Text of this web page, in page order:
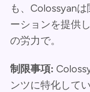
も、Colossyan
ーションを提供
の労力で。
制限事項:
ンツに特化して